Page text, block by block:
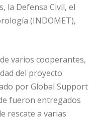
la Defensa Civil, el
(INDOMET),
varios cooperantes,
del proyecto
por Global Support
fueron entregados
rescate a varias